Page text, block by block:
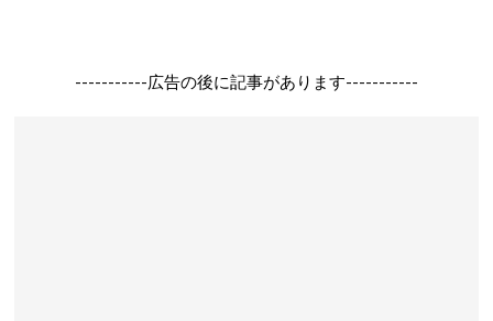
-----------広告の後に記事があります-----------